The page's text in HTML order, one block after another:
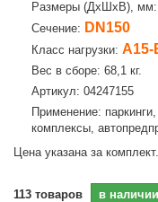
Размеры (ДхШхВ), мм:
Сечение: DN150
Класс нагрузки: А15-
Вес в сборе: 68,1 кг.
Артикул: 04247155
Применение:
комплексы,
Цена указана за комплект.
113 товаров в